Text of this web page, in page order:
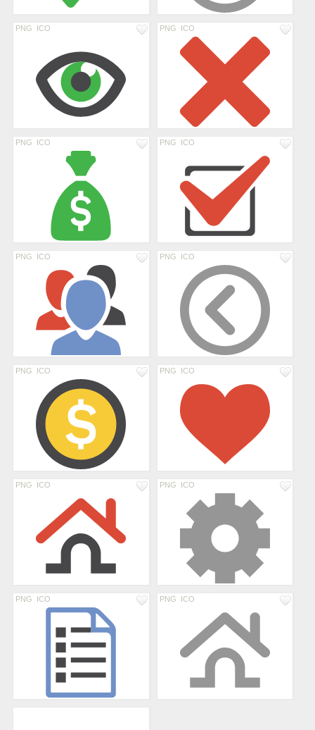
PNG ICO PNG ICO
PNG ICO PNG ICO
PNG ICO PNG ICO
PNG ICO PNG ICO
PNG ICO PNG ICO
PNG ICO PNG ICO